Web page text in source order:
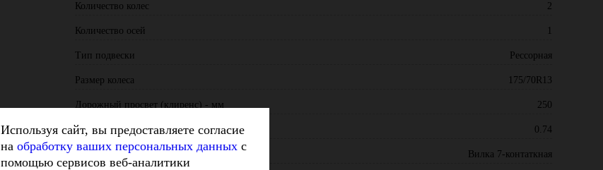
Количество колес 2
Количество осей
Тип подвески Рессорная
Размер колеса 175/70R13
Дорожный просвет (клиренс) - мм 250
Объем кузова, м³ 0.74
Вилка 7-контаткная
Используя сайт, вы предоставляете согласие
на обработку ваших персональных данных с
помощью сервисов веб-аналитики